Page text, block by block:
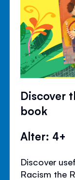
Discover
book
Alter: 4+
Discover
Racism the